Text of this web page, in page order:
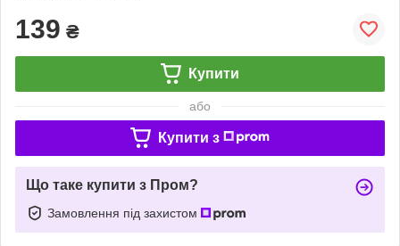
139 ₴
Купити
або
Купити з
Що таке купити з Пром?
Замовлення під захистом